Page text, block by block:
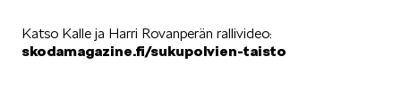
Katso Kalle ja Harri Rovanperän rallivideo:
skodamagazine.fi/sukupolvien-taisto